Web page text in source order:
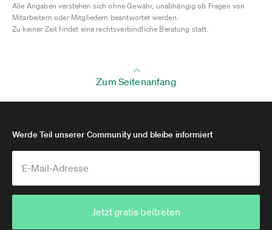
Alle Angaben verstehen sich ohne Gewähr, unabhängig ob Fragen von
Mitarbeitern oder Mitgliedern beantwortet werden.
Zu keiner Zeit findet eine rechtsverbindliche Beratung statt.
Zum Seitenanfang
Werde Teil unserer Community und bleibe informiert
Jetzt gratis beitreten